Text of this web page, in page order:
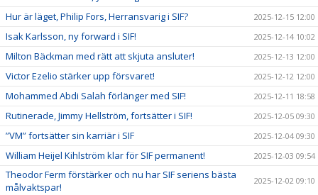
Hur är läget, Philip Fors, Herransvarig i SIF? 2025-12-15 12:00
Isak Karlsson, ny forward i SIF! 2025-12-14 10:02
Milton Bäckman med rätt att skjuta ansluter! 2025-12-13 12:00
Victor Ezelio stärker upp försvaret! 2025-12-12 12:00
Mohammed Abdi Salah förlänger med SIF! 2025-12-11 18:58
Rutinerade, Jimmy Hellström, fortsätter i SIF! 2025-12-05 09:30
”VM” fortsätter sin karriär i SIF 2025-12-04 09:30
William Heijel Kihlström klar för SIF permanent! 2025-12-03 09:54
Theodor Ferm förstärker och nu har SIF seriens bästa
målvaktspar!
2025-12-02 09:10